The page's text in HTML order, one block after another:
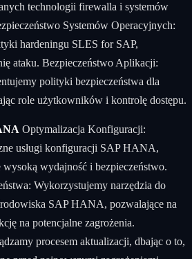
technologii firewalla i systemów
Systemów Operacyjnych:
hardeningu SLES for SAP,
ataku. Bezpieczeństwo Aplikacji:
polityki bezpieczeństwa dla
role użytkowników i kontrolę dostępu.
Optymalizacja Konfiguracji:
usługi konfiguracji SAP HANA,
wysoką wydajność i bezpieczeństwo.
Wykorzystujemy narzędzia do
SAP HANA, pozwalające na
na potencjalne zagrożenia.
procesem aktualizacji, dbając o to,